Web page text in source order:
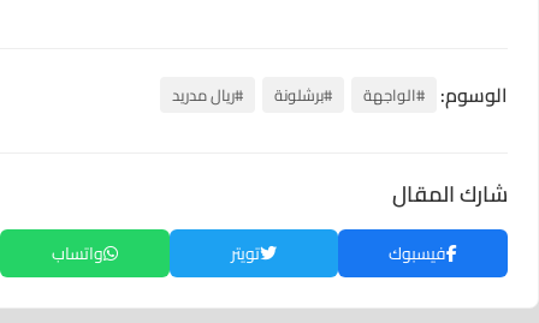
الوسوم: #الواجهة #برشلونة #ريال مدريد
شارك المقال
فيسبوك تويتر واتساب